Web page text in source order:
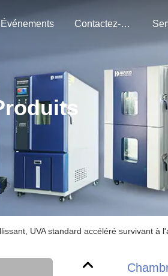
Événements Contactez-Nous
UVA standard accéléré survivant à